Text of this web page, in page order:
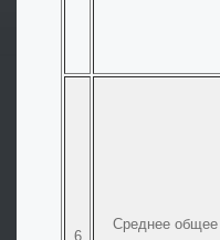
6
Среднее общее